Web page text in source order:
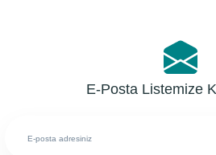
E-Posta Listemize